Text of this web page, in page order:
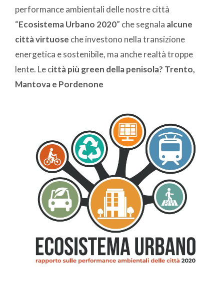
performance ambientali delle nostre città
“Ecosistema Urbano 2020” che segnala alcune
città virtuose che investono nella transizione
energetica e sostenibile, ma anche realtà troppe
lente. Le città più green della penisola? Trento,
Mantova e Pordenone